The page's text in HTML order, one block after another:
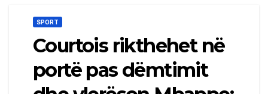
SPORT
Courtois rikthehet në
portë pas dëmtimit